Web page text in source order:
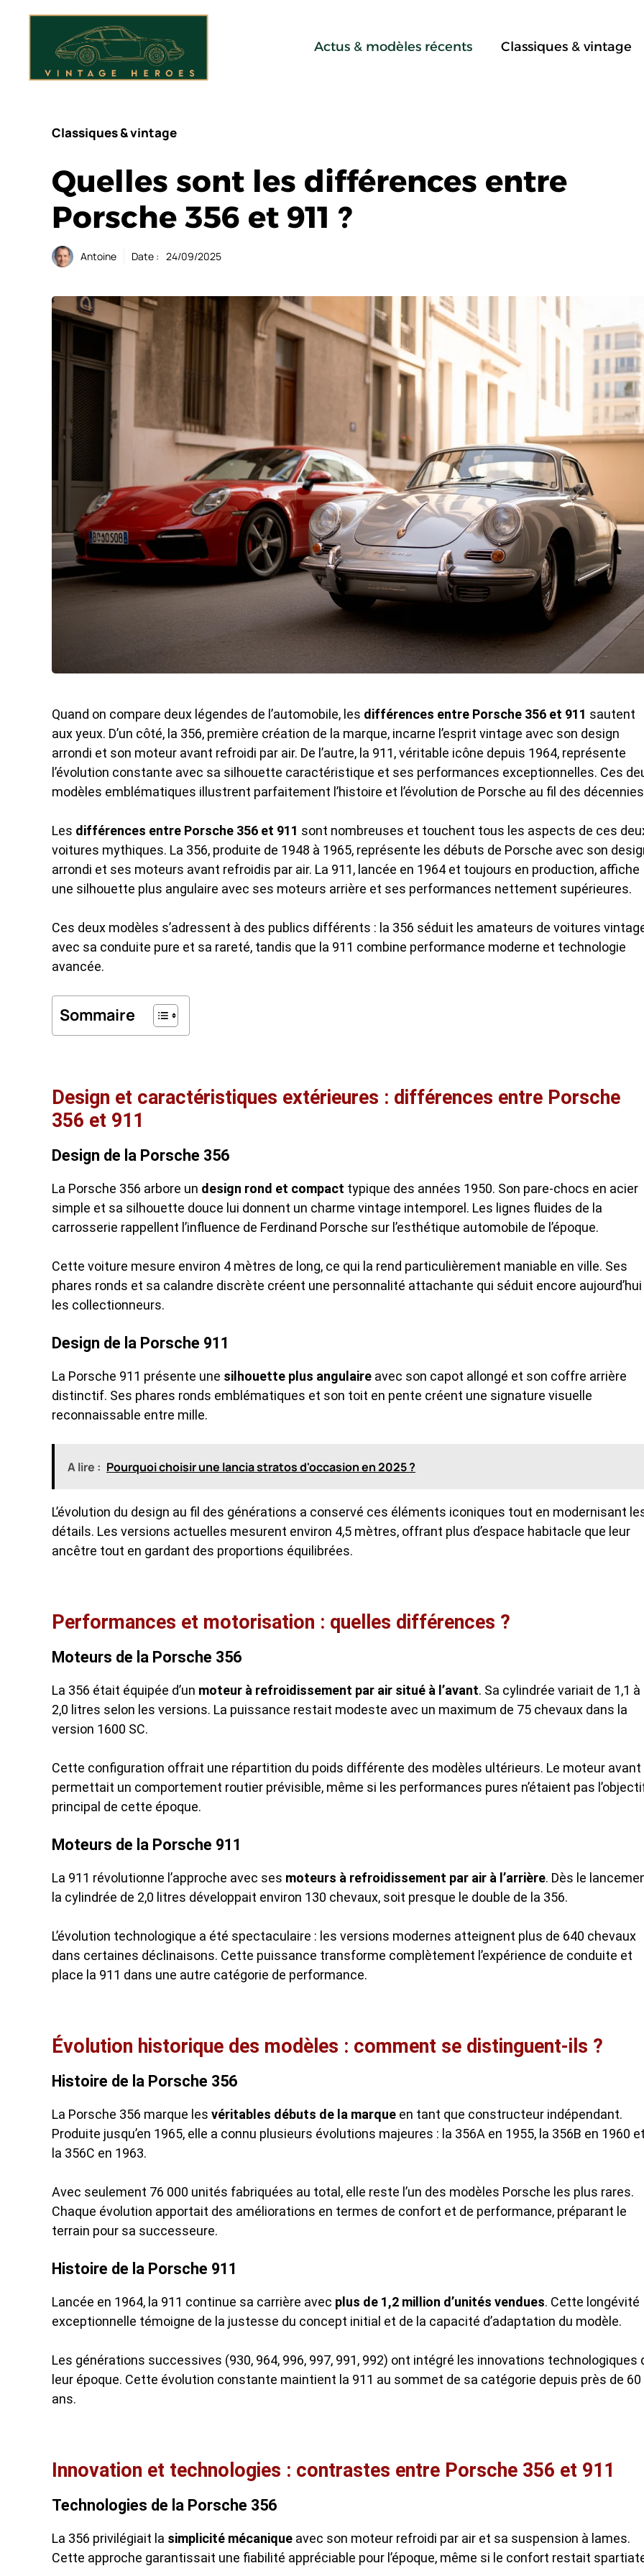
Actus & modèles récents Classiques & vintage
Classiques & vintage
Quelles sont les différences entre
Porsche 356 et 911 ?
Antoine Date : 24/09/2025
Quand on compare deux légendes de l’automobile, les différences entre Porsche 356 et 911 sautent
aux yeux. D’un côté, la 356, première création de la marque, incarne l’esprit vintage avec son design
arrondi et son moteur avant refroidi par air. De l’autre, la 911, véritable icône depuis 1964, représente
l’évolution constante avec sa silhouette caractéristique et ses performances exceptionnelles. Ces
modèles emblématiques illustrent parfaitement l’histoire et l’évolution de Porsche au fil des
Les différences entre Porsche 356 et 911 sont nombreuses et touchent tous les aspects de ces
voitures mythiques. La 356, produite de 1948 à 1965, représente les débuts de Porsche avec son
arrondi et ses moteurs avant refroidis par air. La 911, lancée en 1964 et toujours en production, affiche
une silhouette plus angulaire avec ses moteurs arrière et ses performances nettement supérieures.
Ces deux modèles s’adressent à des publics différents : la 356 séduit les amateurs de voitures
avec sa conduite pure et sa rareté, tandis que la 911 combine performance moderne et technologie
avancée.
Sommaire
Design et caractéristiques extérieures : différences entre Porsche
356 et 911
Design de la Porsche 356
La Porsche 356 arbore un design rond et compact typique des années 1950. Son pare-chocs en acier
simple et sa silhouette douce lui donnent un charme vintage intemporel. Les lignes fluides de la
carrosserie rappellent l’influence de Ferdinand Porsche sur l’esthétique automobile de l’époque.
Cette voiture mesure environ 4 mètres de long, ce qui la rend particulièrement maniable en ville. Ses
phares ronds et sa calandre discrète créent une personnalité attachante qui séduit encore aujourd’hui
les collectionneurs.
Design de la Porsche 911
La Porsche 911 présente une silhouette plus angulaire avec son capot allongé et son coffre arrière
distinctif. Ses phares ronds emblématiques et son toit en pente créent une signature visuelle
reconnaissable entre mille.
A lire : Pourquoi choisir une lancia stratos d'occasion en 2025 ?
L’évolution du design au fil des générations a conservé ces éléments iconiques tout en modernisant
détails. Les versions actuelles mesurent environ 4,5 mètres, offrant plus d’espace habitacle que leur
ancêtre tout en gardant des proportions équilibrées.
Performances et motorisation : quelles différences ?
Moteurs de la Porsche 356
La 356 était équipée d’un moteur à refroidissement par air situé à l’avant. Sa cylindrée variait de 1,1 à
2,0 litres selon les versions. La puissance restait modeste avec un maximum de 75 chevaux dans la
version 1600 SC.
Cette configuration offrait une répartition du poids différente des modèles ultérieurs. Le moteur avant
permettait un comportement routier prévisible, même si les performances pures n’étaient pas
principal de cette époque.
Moteurs de la Porsche 911
La 911 révolutionne l’approche avec ses moteurs à refroidissement par air à l’arrière. Dès le
la cylindrée de 2,0 litres développait environ 130 chevaux, soit presque le double de la 356.
L’évolution technologique a été spectaculaire : les versions modernes atteignent plus de 640 chevaux
dans certaines déclinaisons. Cette puissance transforme complètement l’expérience de conduite et
place la 911 dans une autre catégorie de performance.
Évolution historique des modèles : comment se distinguent-ils ?
Histoire de la Porsche 356
La Porsche 356 marque les véritables débuts de la marque en tant que constructeur indépendant.
Produite jusqu’en 1965, elle a connu plusieurs évolutions majeures : la 356A en 1955, la 356B en 1960
la 356C en 1963.
Avec seulement 76 000 unités fabriquées au total, elle reste l’un des modèles Porsche les plus rares.
Chaque évolution apportait des améliorations en termes de confort et de performance, préparant le
terrain pour sa successeure.
Histoire de la Porsche 911
Lancée en 1964, la 911 continue sa carrière avec plus de 1,2 million d’unités vendues. Cette longévité
exceptionnelle témoigne de la justesse du concept initial et de la capacité d’adaptation du modèle.
Les générations successives (930, 964, 996, 997, 991, 992) ont intégré les innovations technologiques
leur époque. Cette évolution constante maintient la 911 au sommet de sa catégorie depuis près de 60
ans.
Innovation et technologies : contrastes entre Porsche 356 et 911
Technologies de la Porsche 356
La 356 privilégiait la simplicité mécanique avec son moteur refroidi par air et sa suspension à lames.
Cette approche garantissait une fiabilité appréciable pour l’époque, même si le confort restait